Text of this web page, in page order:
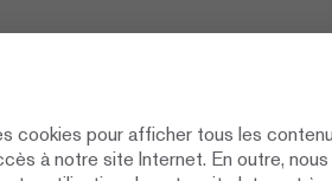
cookies pour afficher tous les
à notre site Internet. En outre,